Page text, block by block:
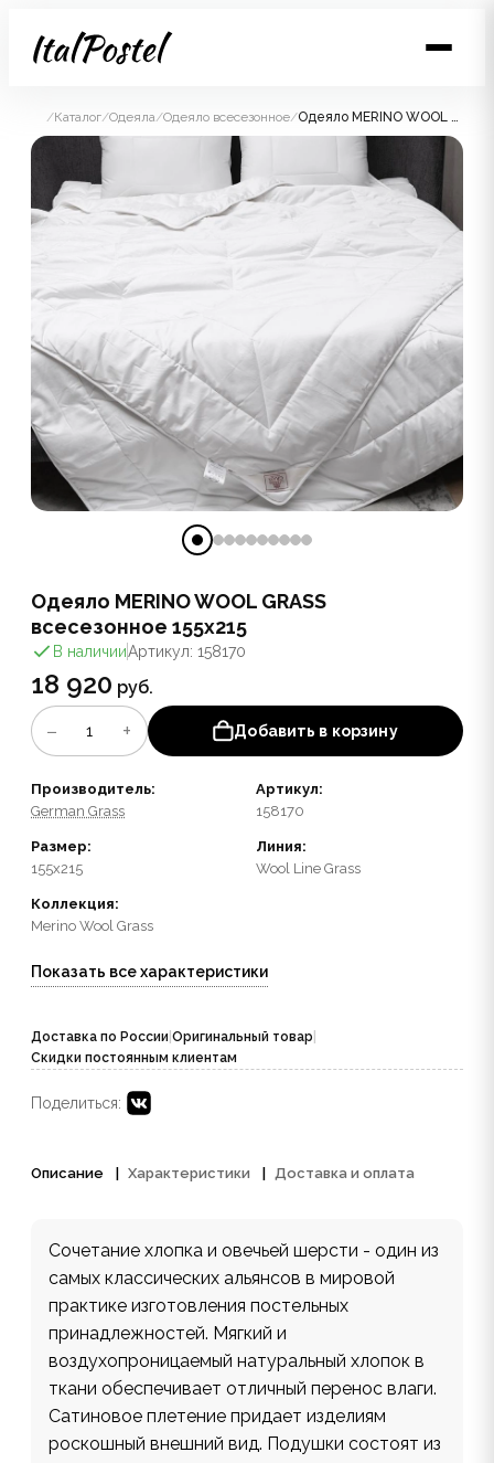
/Каталог/Одеяла/Одеяло всесезонное/ Одеяло MERINO WOOL GRASS всесезонное 155x215
Одеяло MERINO WOOL GRASS
всесезонное 155x215
В наличииАртикул: 158170
18 920 руб.
− 1 + Добавить в корзину
Производитель:
German Grass
Артикул:
158170
Размер:
155x215
Линия:
Wool Line Grass
Коллекция:
Merino Wool Grass
Показать все характеристики
Доставка по России Оригинальный товар
Скидки постоянным клиентам
Поделиться:
Описание Характеристики Доставка и оплата
Сочетание хлопка и овечьей шерсти - один из
самых классических альянсов в мировой
практике изготовления постельных
принадлежностей. Мягкий и
воздухопроницаемый натуральный хлопок в
ткани обеспечивает отличный перенос влаги.
Сатиновое плетение придает изделиям
роскошный внешний вид. Подушки состоят из